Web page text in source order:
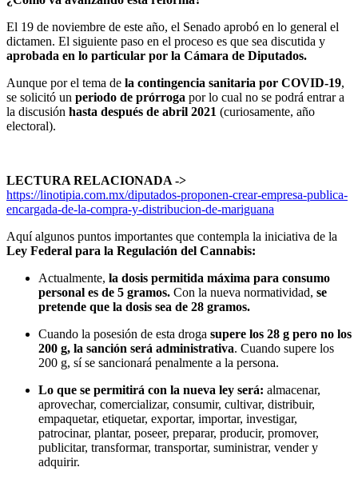
El 19 de noviembre de este año, el Senado aprobó en lo general el
dictamen. El siguiente paso en el proceso es que sea discutida y
aprobada en lo particular por la Cámara de Diputados.
Aunque por el tema de la contingencia sanitaria por COVID-19,
se solicitó un periodo de prórroga por lo cual no se podrá entrar a
la discusión hasta después de abril 2021 (curiosamente, año
electoral).
LECTURA RELACIONADA ->
https://linotipia.com.mx/diputados-proponen-crear-empresa-publica-
encargada-de-la-compra-y-distribucion-de-mariguana
Aquí algunos puntos importantes que contempla la iniciativa de la
Ley Federal para la Regulación del Cannabis:
Actualmente, la dosis permitida máxima para consumo
personal es de 5 gramos. Con la nueva normatividad, se
pretende que la dosis sea de 28 gramos.
Cuando la posesión de esta droga supere los 28 g pero no los
200 g, la sanción será administrativa. Cuando supere los
200 g, sí se sancionará penalmente a la persona.
Lo que se permitirá con la nueva ley será: almacenar,
aprovechar, comercializar, consumir, cultivar, distribuir,
empaquetar, etiquetar, exportar, importar, investigar,
patrocinar, plantar, poseer, preparar, producir, promover,
publicitar, transformar, transportar, suministrar, vender y
adquirir.